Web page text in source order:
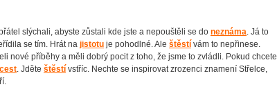
slýchali, abyste zůstali kde jste a nepouštěli se do neznáma. Já to
se tím. Hrát na jistotu je pohodlné. Ale štěstí vám to nepřinese.
nové příběhy a měli dobrý pocit z toho, že jsme to zvládli. Pokud chcete
. Jděte štěstí vstříc. Nechte se inspirovat zrozenci znamení Střelce,